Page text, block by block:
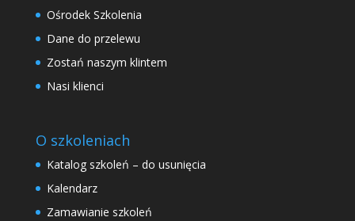
Ośrodek Szkolenia
Dane do przelewu
Zostań naszym klintem
Nasi klienci
O szkoleniach
Katalog szkoleń – do usunięcia
Kalendarz
Zamawianie szkoleń